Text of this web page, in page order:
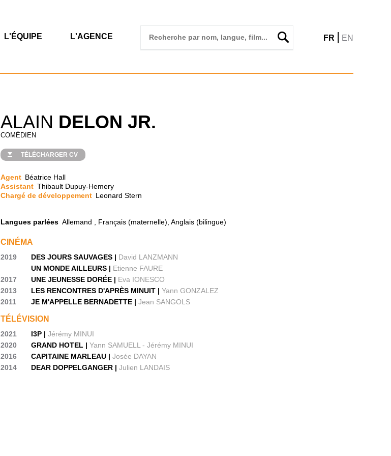
L'ÉQUIPE L'AGENCE FR | EN
ALAIN DELON JR.
COMÉDIEN
TÉLÉCHARGER CV
Agent Béatrice Hall
Assistant Thibault Dupuy-Hemery
Chargé de développement Leonard Stern
Langues parlées Allemand , Français (maternelle), Anglais (bilingue)
CINÉMA
2019 DES JOURS SAUVAGES | David LANZMANN
UN MONDE AILLEURS | Etienne FAURE
2017
UNE JEUNESSE DORÉE | Eva IONESCO
2013
LES RENCONTRES D'APRÈS MINUIT |Yann GONZALEZ
2011
JE M'APPELLE BERNADETTE |Jean SANGOLS
TÉLÉVISION
2021 I3P |Jérémy MINUI
2020
GRAND HOTEL |Yann SAMUELL - Jérémy MINUI
2016
CAPITAINE MARLEAU |Josée DAYAN
2014
DEAR DOPPELGANGER |Julien LANDAIS